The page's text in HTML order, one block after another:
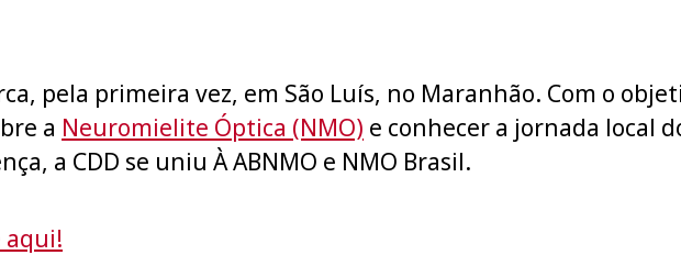
pela primeira vez, em São Luís, no Maranhão. Com o
a Neuromielite Óptica (NMO) e conhecer a jornada local
a CDD se uniu À ABNMO e NMO Brasil.
aqui!